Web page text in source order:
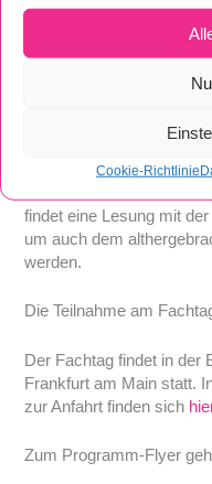
Cookie-Richtlinie
Es geht unter anderem
um Gender & Social
Repräsentation. Darüber
Jugendfreizeitangebot
einem Vortrag zu
Am Nachmittag gibt es
findet eine Lesung mit
um auch dem
werden.
Die Teilnahme am
Der Fachtag findet in der
Frankfurt am Main statt.
zur Anfahrt finden sich
Zum Programm-Flyer